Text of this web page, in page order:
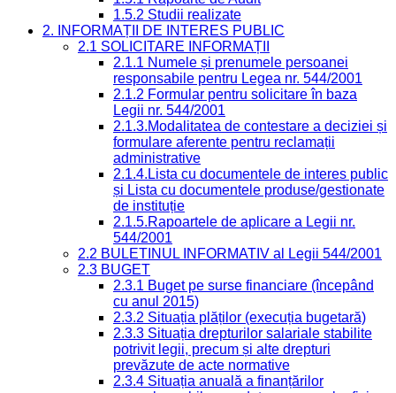
1.5.2 Studii realizate
2. INFORMAȚII DE INTERES PUBLIC
2.1 SOLICITARE INFORMAȚII
2.1.1 Numele și prenumele persoanei
responsabile pentru Legea nr. 544/2001
2.1.2 Formular pentru solicitare în baza
Legii nr. 544/2001
2.1.3.Modalitatea de contestare a deciziei și
formulare aferente pentru reclamații
administrative
2.1.4.Lista cu documentele de interes public
și Lista cu documentele produse/gestionate
de instituție
2.1.5.Rapoartele de aplicare a Legii nr.
544/2001
2.2 BULETINUL INFORMATIV al Legii 544/2001
2.3 BUGET
2.3.1 Buget pe surse financiare (începând
cu anul 2015)
2.3.2 Situația plăților (execuția bugetară)
2.3.3 Situația drepturilor salariale stabilite
potrivit legii, precum și alte drepturi
prevăzute de acte normative
2.3.4 Situația anuală a finanțărilor